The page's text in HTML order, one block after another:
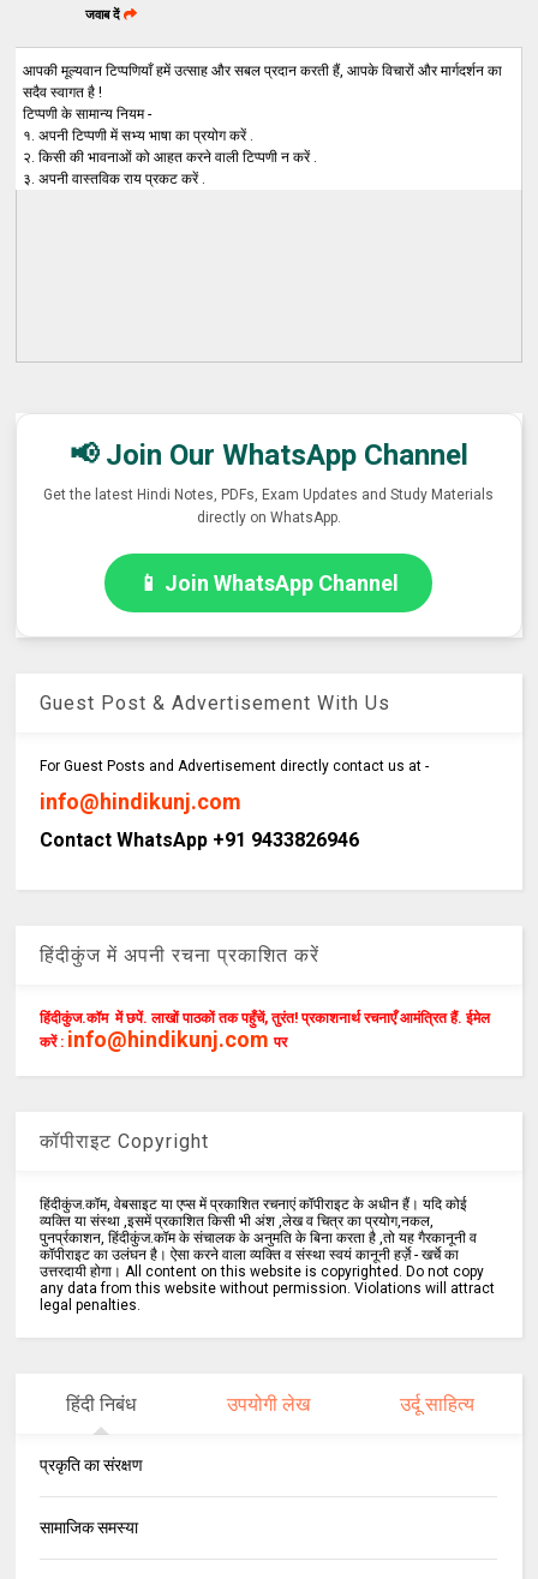
जवाब दें
आपकी मूल्यवान टिप्पणियाँ हमें उत्साह और सबल प्रदान करती हैं, आपके विचारों और मार्गदर्शन का
सदैव स्वागत है !
टिप्पणी के सामान्य नियम -
१. अपनी टिप्पणी में सभ्य भाषा का प्रयोग करें .
२. किसी की भावनाओं को आहत करने वाली टिप्पणी न करें .
३. अपनी वास्तविक राय प्रकट करें .
📢 Join Our WhatsApp Channel
Get the latest Hindi Notes, PDFs, Exam Updates and Study Materials
directly on WhatsApp.
📱 Join WhatsApp Channel
Guest Post & Advertisement With Us
For Guest Posts and Advertisement directly contact us at -
info@hindikunj.com
Contact WhatsApp +91 9433826946
हिंदीकुंज में अपनी रचना प्रकाशित करें
हिंदीकुंज.कॉम में छपें. लाखों पाठकों तक पहुँचें, तुरंत! प्रकाशनार्थ रचनाएँ आमंत्रित हैं. ईमेल
करें : info@hindikunj.com पर
कॉपीराइट Copyright
हिंदीकुंज.कॉम, वेबसाइट या एप्स में प्रकाशित रचनाएं कॉपीराइट के अधीन हैं। यदि कोई
व्यक्ति या संस्था ,इसमें प्रकाशित किसी भी अंश ,लेख व चित्र का प्रयोग,नकल,
पुनर्प्रकाशन, हिंदीकुंज.कॉम के संचालक के अनुमति के बिना करता है ,तो यह गैरकानूनी व
कॉपीराइट का उलंघन है। ऐसा करने वाला व्यक्ति व संस्था स्वयं कानूनी हर्ज़े - खर्चे का
उत्तरदायी होगा। All content on this website is copyrighted. Do not copy
any data from this website without permission. Violations will attract
legal penalties.
हिंदी निबंध उपयोगी लेख उर्दू साहित्य
प्रकृति का संरक्षण
सामाजिक समस्या